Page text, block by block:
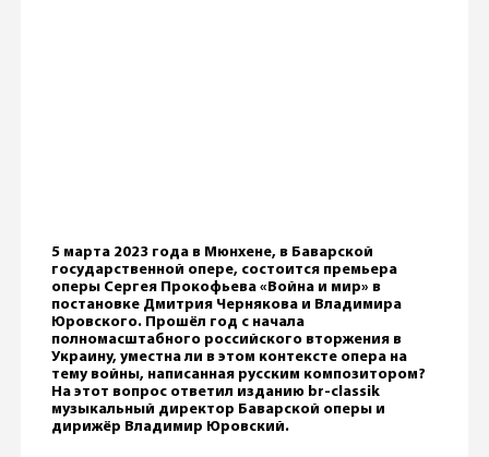
5 марта 2023 года в Мюнхене, в Баварской
государственной опере, состоится премьера
оперы Сергея Прокофьева «Война и мир» в
постановке Дмитрия Чернякова и Владимира
Юровского. Прошёл год с начала
полномасштабного российского вторжения в
Украину, уместна ли в этом контексте опера на
тему войны, написанная русским композитором?
На этот вопрос ответил изданию br-classik
музыкальный директор Баварской оперы и
дирижёр Владимир Юровский.